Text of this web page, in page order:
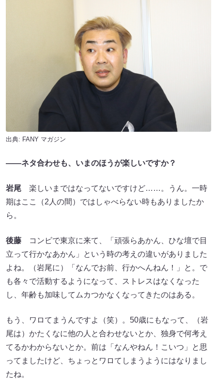
出典: FANY マガジン
――ネタ合わせも、いまのほうが楽しいですか？
岩尾 楽しいまではなってないですけど……。うん。一時
期はここ（2人の間）ではしゃべらない時もありましたか
ら。
後藤 コンビで東京に来て、「頑張らあかん、ひな壇で目
立って行かなあかん」という時の考えの違いがありました
よね。（岩尾に）「なんでお前、行かへんねん！」と。で
も各々で活動するようになって、ストレスはなくなった
し、年齢も加味してムカつかなくなってきたのはある。
もう、ワロてまうんですよ（笑）。50歳にもなって、（岩
尾は）かたくなに他の人と合わせないとか、独身で何考え
てるかわからないとか。前は「なんやねん！こいつ」と思
ってましたけど、ちょっとワロてしまうようにはなりまし
たね。